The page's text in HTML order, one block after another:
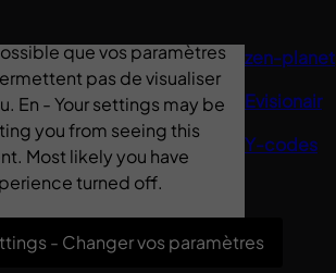
que vos paramètres
pas de visualiser
En - Your settings may be
you from seeing this
Most likely you have
turned off.
- Changer vos paramètres
zen-planet
Evisionair
Y-codes